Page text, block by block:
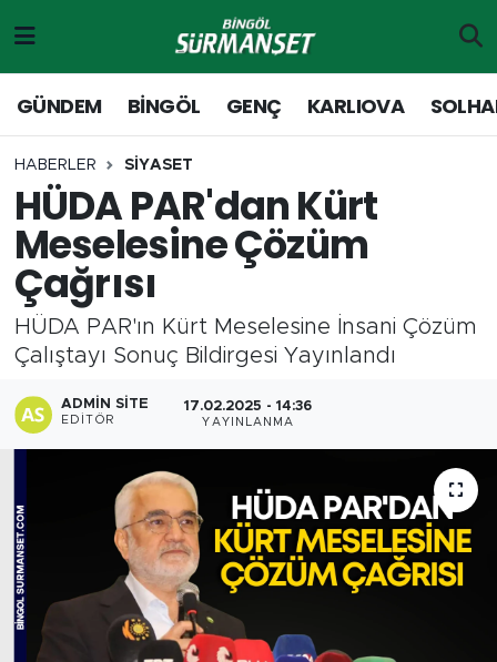
GÜNDEM BİNGÖL GENÇ KARLIOVA
HABERLER SİYASET
HÜDA PAR'dan Kürt
Meselesine Çözüm
Çağrısı
HÜDA PAR'ın Kürt Meselesine İnsani Çözüm
Çalıştayı Sonuç Bildirgesi Yayınlandı
ADMIN SITE
EDITÖR
17.02.2025 - 14:36
YAYINLANMA
Genç
Solhan
Karlıova
Adaklı-Kiğı
Yayladere-Yedisu
MD Prestij Dergisi
Siyaset
Yaşam
Merkez Hava Durumu
Merkez Trafik Yoğunluk Haritası
Süper Lig Puan Durumu ve Fikstür
Tüm Manşetler
Son Dakika Haberleri
Haber Arşivi